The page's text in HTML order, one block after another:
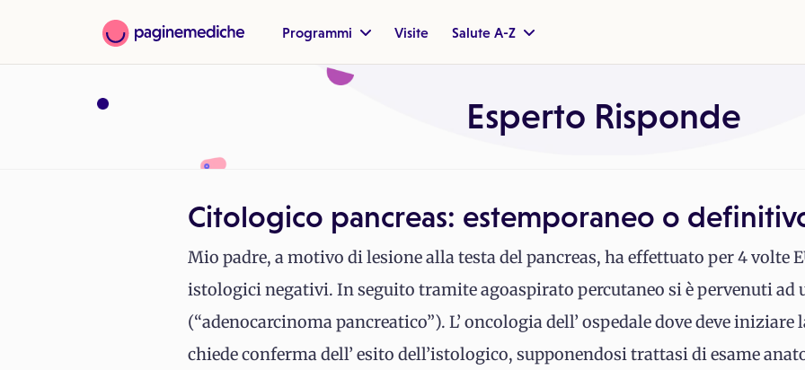
Programmi Visite Salute A-Z
Esperto Risponde
Citologico pancreas: estemporaneo o
Mio padre, a motivo di lesione alla testa del pancreas, ha effettuato per 4 volte
istologici negativi. In seguito tramite agoaspirato percutaneo si è pervenuti
(“adenocarcinoma pancreatico”). L’ oncologia dell’ ospedale dove deve
chiede conferma dell’ esito dell’istologico, supponendosi trattasi di esame